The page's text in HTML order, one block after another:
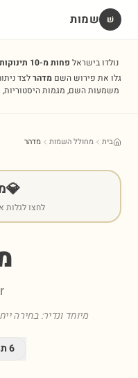
שׁ שמות
נולדו בישראל פחות מ-10 תינוקות
גלו את פירוש השם מדהרלצד
משמעות השם, מגמות היסטוריות,
בית מחולל השמות מדהר
💎
לחצו לגלות
מיוחד ונדיר: בחירה
6